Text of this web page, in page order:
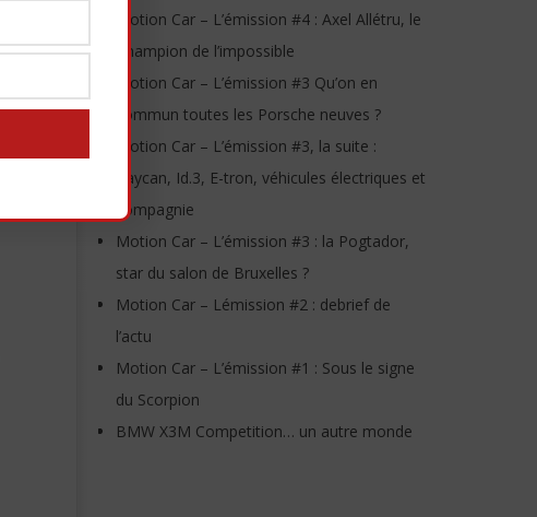
Motion Car – L’émission #4 : Axel Allétru, le
Champion de l’impossible
Motion Car – L’émission #3 Qu’on en
commun toutes les Porsche neuves ?
Motion Car – L’émission #3, la suite :
Taycan, Id.3, E-tron, véhicules électriques et
compagnie
Motion Car – L’émission #3 : la Pogtador,
star du salon de Bruxelles ?
Motion Car – Lémission #2 : debrief de
l’actu
Motion Car – L’émission #1 : Sous le signe
du Scorpion
BMW X3M Competition… un autre monde